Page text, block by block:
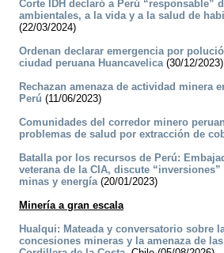
Corte IDH declaró a Perú “responsable”
ambientales, a la vida y a la salud de
(22/03/2024)
Ordenan declarar emergencia por
ciudad peruana Huancavelica(30/12/2023)
Rechazan amenaza de actividad minera
Perú (11/06/2023)
Comunidades del corredor minero
problemas de salud por extracción de
Batalla por los recursos de Perú:
veterana de la CIA, discute
minas y energía(20/01/2023)
Minería a gran escala
Hualqui: Mateada y conversatorio sobre
concesiones mineras y la amenaza de